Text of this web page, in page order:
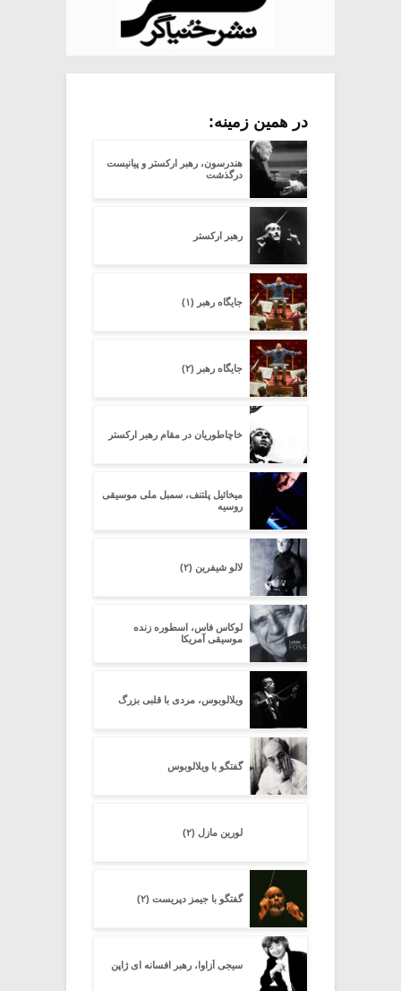
در همین زمینه:
هندرسون، رهبر ارکستر و پیانیست
درگذشت
رهبر ارکستر
جایگاه رهبر (۱)
جایگاه رهبر (۲)
خاچاطوریان در مقام رهبر ارکستر
میخائیل پلتنف، سمبل ملی موسیقی
روسیه
لالو شیفرین (۲)
لوکاس فاس، اسطوره زنده
موسیقی آمریکا
ویلالوبوس، مردی با قلبی بزرگ
گفتگو با ویلالوبوس
لورین مازل (۲)
گفتگو با جیمز دپریست (۲)
سیجی اُزاوا، رهبر افسانه ای ژاپن